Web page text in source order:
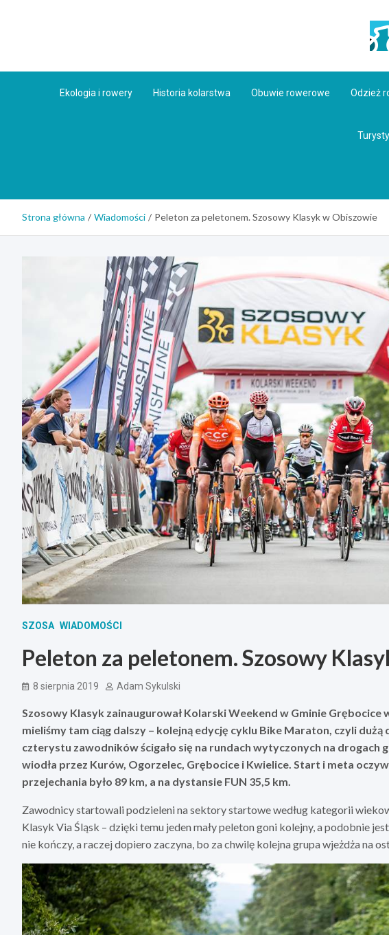
Ekologia i rowery Historia kolarstwa Obuwie rowerowe Odzież
Strona główna Wiadomości Peleton za peletonem. Szosowy Klasyk w Obiszowie
SZOSA WIADOMOŚCI
Peleton za peletonem. Szosowy
8 sierpnia 2019 Adam Sykulski
Szosowy Klasyk zainaugurował Kolarski Weekend w Gminie
mieliśmy tam ciąg dalszy – kolejną edycję cyklu Bike Maraton, czyli
czterystu zawodników ścigało się na rundach wytyczonych na drogach
wiodła przez Kurów, Ogorzelec, Grębocice i Kwielice. Start i meta
przejechania było 89 km, a na dystansie FUN 35,5 km.
Zawodnicy startowali podzieleni na sektory startowe według kategorii
Klasyk Via Śląsk – dzięki temu jeden mały peleton goni kolejny, a podobnie
nie kończy, a raczej dopiero zaczyna, bo za chwilę kolejna grupa wjeżdża na